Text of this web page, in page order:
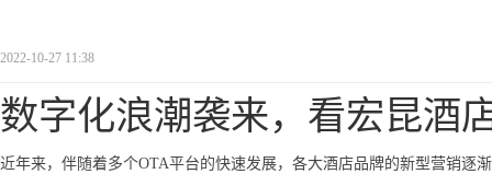
2022-10-27 11:38
数字化浪潮袭来，看宏昆酒
近年来，伴随着多个OTA平台的快速发展，各大酒店品牌的新型营销逐